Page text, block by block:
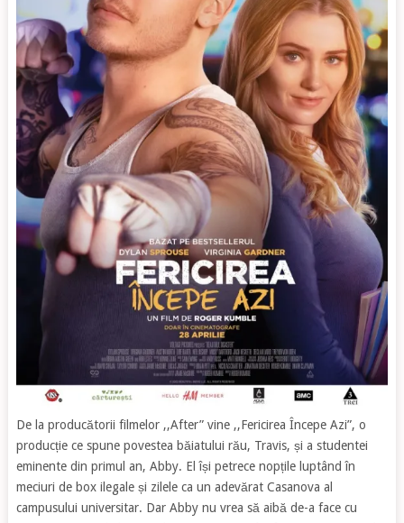
De la producătorii filmelor ,,After” vine ,,Fericirea Începe Azi”, o
producție ce spune povestea băiatului rău, Travis, și a studentei
eminente din primul an, Abby. El își petrece nopțile luptând în
meciuri de box ilegale și zilele ca un adevărat Casanova al
campusului universitar. Dar Abby nu vrea să aibă de-a face cu